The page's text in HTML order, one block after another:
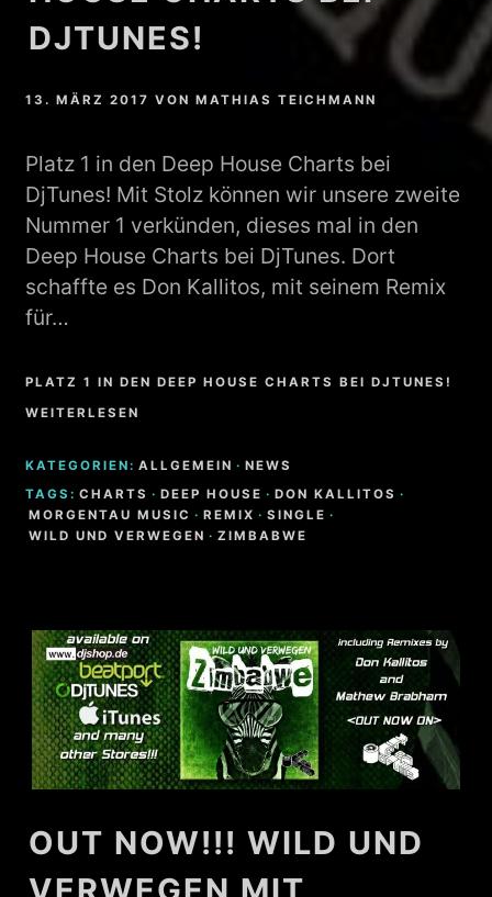
DJTUNES!
13. MÄRZ 2017 VONMATHIAS TEICHMANN
Platz 1 in den Deep House Charts bei
DjTunes! Mit Stolz können wir unsere zweite
Nummer 1 verkünden, dieses mal in den
Deep House Charts bei DjTunes. Dort
schaffte es Don Kallitos, mit seinem Remix
für…
PLATZ 1 IN DEN DEEP HOUSE CHARTS BEI DJTUNES!
WEITERLESEN
KATEGORIEN: ALLGEMEIN · NEWS
TAGS: CHARTS · DEEP HOUSE · DON KALLITOS ·
MORGENTAU MUSIC · REMIX · SINGLE ·
WILD UND VERWEGEN · ZIMBABWE
OUT NOW!!! WILD UND